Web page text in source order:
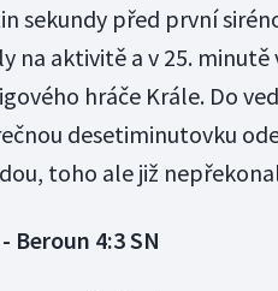
sekundy před první
na aktivitě a v 25.
hráče Krále. Do
desetiminutovku
toho ale již
Beroun 4:3 SN